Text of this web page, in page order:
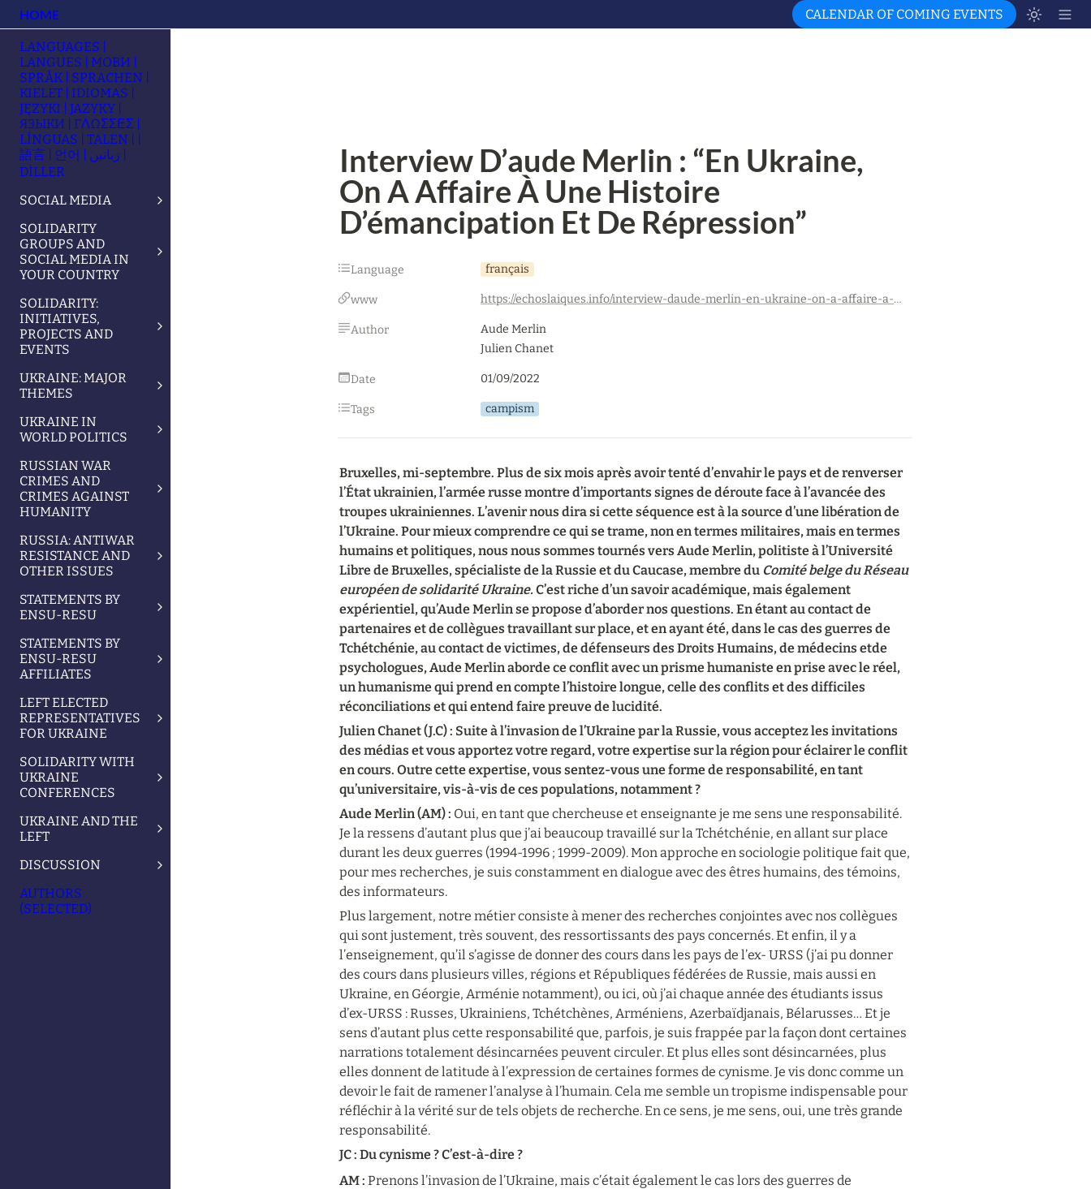
HOME CALENDAR OF COMING EVENTS
LANGUAGES |
LANGUES | МОВИ |
SPRÅK | SPRACHEN |
KIELET | IDIOMAS |
JĘZYKI | JAZYKY |
ЯЗЫКИ | ΓΛΩΣΣΕΣ |
LÍNGUAS | TALEN | |
語言 | 언어 | زبانیں |
DİLLER
SOCIAL MEDIA
SOLIDARITY
GROUPS AND
SOCIAL MEDIA IN
YOUR COUNTRY
SOLIDARITY:
INITIATIVES,
PROJECTS AND
EVENTS
UKRAINE: MAJOR
THEMES
UKRAINE IN
WORLD POLITICS
RUSSIAN WAR
CRIMES AND
CRIMES AGAINST
HUMANITY
RUSSIA: ANTIWAR
RESISTANCE AND
OTHER ISSUES
STATEMENTS BY
ENSU-RESU
STATEMENTS BY
ENSU-RESU
AFFILIATES
LEFT ELECTED
REPRESENTATIVES
FOR UKRAINE
SOLIDARITY WITH
UKRAINE
CONFERENCES
UKRAINE AND THE
LEFT
DISCUSSION
AUTHORS
(SELECTED)
Interview D’aude Merlin : “En Ukraine,
On A Affaire À Une Histoire
D’émancipation Et De Répression”
Language français
www https://echoslaiques.info/interview-daude-merlin-en-ukraine-on-a-affaire-a-une-histoire-demancipation-et-de-repression/
Author
Aude Merlin
Julien Chanet
Date 01/09/2022
Tags campism
Bruxelles, mi-septembre. Plus de six mois après avoir tenté d’envahir le pays et de renverser
l’État ukrainien, l’armée russe montre d’importants signes de déroute face à l’avancée des
troupes ukrainiennes. L’avenir nous dira si cette séquence est à la source d’une libération de
l’Ukraine. Pour mieux comprendre ce qui se trame, non en termes militaires, mais en termes
humains et politiques, nous nous sommes tournés vers Aude Merlin, politiste à l’Université
Libre de Bruxelles, spécialiste de la Russie et du Caucase, membre du Comité belge du Réseau
européen de solidarité Ukraine. C’est riche d’un savoir académique, mais également
expérientiel, qu’Aude Merlin se propose d’aborder nos questions. En étant au contact de
partenaires et de collègues travaillant sur place, et en ayant été, dans le cas des guerres de
Tchétchénie, au contact de victimes, de défenseurs des Droits Humains, de médecins etde
psychologues, Aude Merlin aborde ce conflit avec un prisme humaniste en prise avec le réel,
un humanisme qui prend en compte l’histoire longue, celle des conflits et des difficiles
réconciliations et qui entend faire preuve de lucidité.
Julien Chanet (J.C) : Suite à l’invasion de l’Ukraine par la Russie, vous acceptez les invitations
des médias et vous apportez votre regard, votre expertise sur la région pour éclairer le conflit
en cours. Outre cette expertise, vous sentez-vous une forme de responsabilité, en tant
qu’universitaire, vis-à-vis de ces populations, notamment ?
Aude Merlin (AM) : Oui, en tant que chercheuse et enseignante je me sens une responsabilité.
Je la ressens d’autant plus que j’ai beaucoup travaillé sur la Tchétchénie, en allant sur place
durant les deux guerres (1994-1996 ; 1999-2009). Mon approche en sociologie politique fait que,
pour mes recherches, je suis constamment en dialogue avec des êtres humains, des témoins,
des informateurs.
Plus largement, notre métier consiste à mener des recherches conjointes avec nos collègues
qui sont justement, très souvent, des ressortissants des pays concernés. Et enfin, il y a
l’enseignement, qu’il s’agisse de donner des cours dans les pays de l’ex- URSS (j’ai pu donner
des cours dans plusieurs villes, régions et Républiques fédérées de Russie, mais aussi en
Ukraine, en Géorgie, Arménie notamment), ou ici, où j’ai chaque année des étudiants issus
d’ex-URSS : Russes, Ukrainiens, Tchétchènes, Arméniens, Azerbaïdjanais, Bélarusses… Et je
sens d’autant plus cette responsabilité que, parfois, je suis frappée par la façon dont certaines
narrations totalement désincarnées peuvent circuler. Et plus elles sont désincarnées, plus
elles donnent de latitude à l’expression de certaines formes de cynisme. Je vis donc comme un
devoir le fait de ramener l’analyse à l’humain. Cela me semble un tropisme indispensable pour
réfléchir à la vérité sur de tels objets de recherche. En ce sens, je me sens, oui, une très grande
responsabilité.
JC : Du cynisme ? C’est-à-dire ?
AM : Prenons l’invasion de l’Ukraine, mais c’était également le cas lors des guerres de